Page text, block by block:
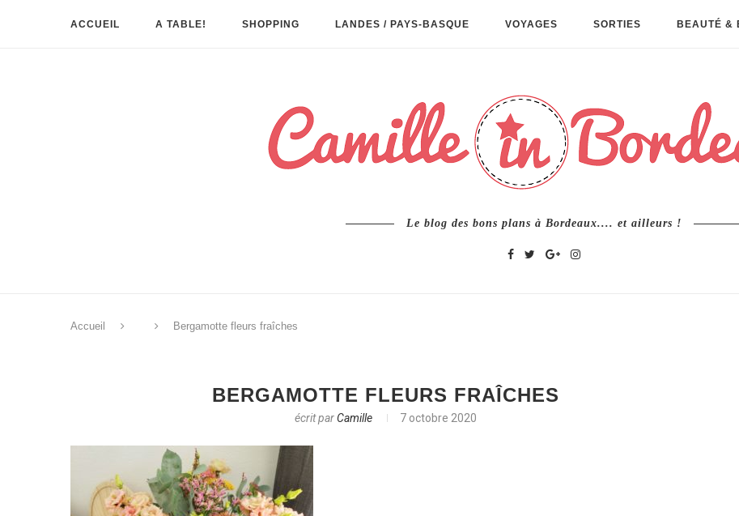
ACCUEIL A TABLE! SHOPPING LANDES / PAYS-BASQUE VOYAGES SORTIES BEAUTÉ &
Le blog des bons plans à Bordeaux.... et ailleurs !
Accueil Bergamotte fleurs fraîches
BERGAMOTTE FLEURS FRAÎCHES
écrit parCamille 7 octobre 2020